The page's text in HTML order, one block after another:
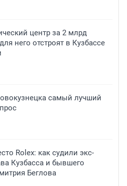
центр за 2 млрд
него отстроят в Кузбассе
самый лучший
Rolex: как судили экс-
Кузбасса и бывшего
Беглова